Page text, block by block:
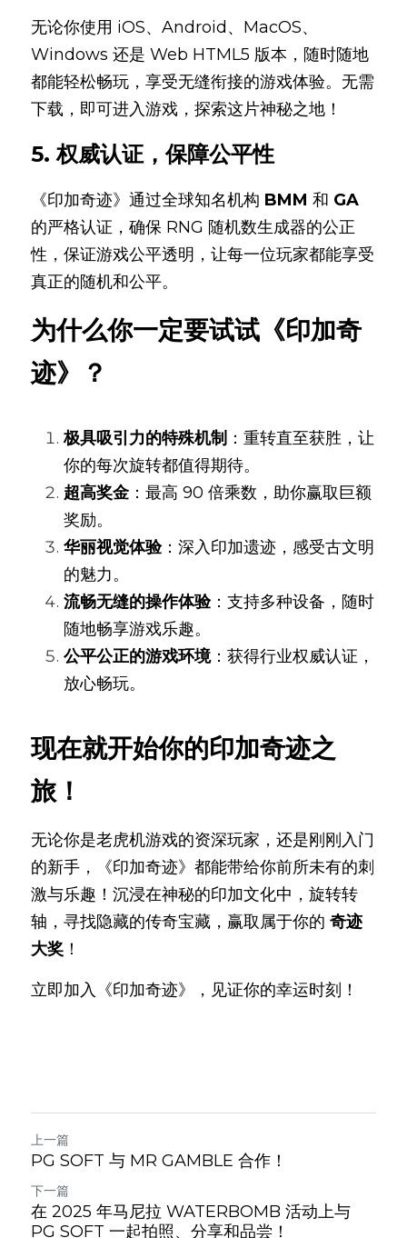
无论你使用 iOS、Android、MacOS、
Windows 还是 Web HTML5 版本，随时随地
都能轻松畅玩，享受无缝衔接的游戏体验。无需
下载，即可进入游戏，探索这片神秘之地！
5. 权威认证，保障公平性
《印加奇迹》通过全球知名机构 BMM 和 GA
的严格认证，确保 RNG 随机数生成器的公正
性，保证游戏公平透明，让每一位玩家都能享受
真正的随机和公平。
为什么你一定要试试《印加奇
迹》？
极具吸引力的特殊机制 ：重转直至获胜，让
你的每次旋转都值得期待。
超高奖金：最高 90 倍乘数，助你赢取巨额
奖励。
华丽视觉体验：深入印加遗迹，感受古文明
的魅力。
流畅无缝的操作体验：支持多种设备，随时
随地畅享游戏乐趣。
公平公正的游戏环境：获得行业权威认证，
放心畅玩。
现在就开始你的印加奇迹之
旅！
无论你是老虎机游戏的资深玩家，还是刚刚入门
的新手，《印加奇迹》都能带给你前所未有的刺
激与乐趣！沉浸在神秘的印加文化中，旋转转
轴，寻找隐藏的传奇宝藏，赢取属于你的 奇迹
大奖 ！
立即加入《印加奇迹》，见证你的幸运时刻！
上一篇
PG SOFT 与 MR GAMBLE 合作！
下一篇
在 2025 年马尼拉 WATERBOMB 活动上与
PG SOFT 一起拍照、分享和品尝！